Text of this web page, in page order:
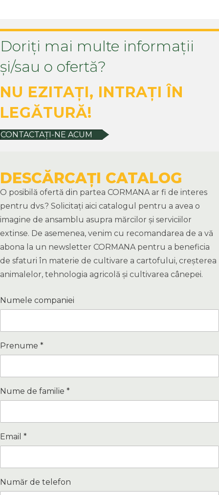
Doriți mai multe informații
și/sau o ofertă?
NU EZITAȚI, INTRAȚI ÎN
LEGĂTURĂ!
CONTACTAȚI-NE ACUM
DESCĂRCAȚI CATALOG
O posibilă ofertă din partea CORMANA ar fi de interes
pentru dvs.? Solicitați aici catalogul pentru a avea o
imagine de ansamblu asupra mărcilor și serviciilor
extinse. De asemenea, venim cu recomandarea de a vă
abona la un newsletter CORMANA pentru a beneficia
de sfaturi în materie de cultivare a cartofului, creșterea
animalelor, tehnologia agricolă și cultivarea cânepei.